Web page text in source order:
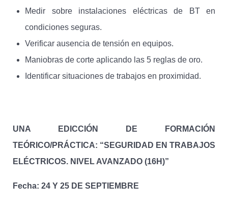
Medir sobre instalaciones eléctricas de BT en
condiciones seguras.
Verificar ausencia de tensión en equipos.
Maniobras de corte aplicando las 5 reglas de oro.
Identificar situaciones de trabajos en proximidad.
UNA EDICCIÓN DE FORMACIÓN
TEÓRICO/PRÁCTICA: “SEGURIDAD EN TRABAJOS
ELÉCTRICOS. NIVEL AVANZADO (16H)”
Fecha: 24 Y 25 DE SEPTIEMBRE